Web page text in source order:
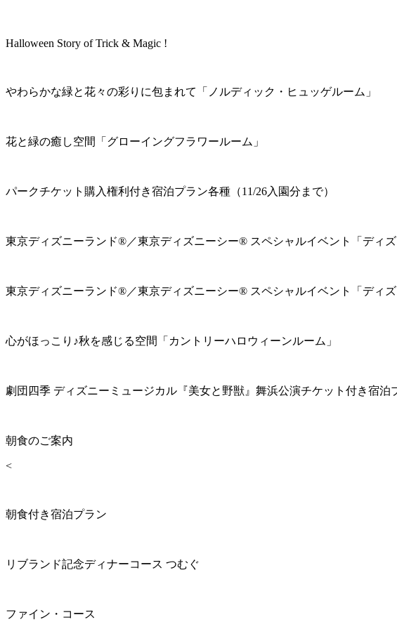
Halloween Story of Trick & Magic !
やわらかな緑と花々の彩りに包まれて「ノルディック・ヒュッゲルーム」
花と緑の癒し空間「グローイングフラワールーム」
パークチケット購入権利付き宿泊プラン各種（11/26入園分まで）
東京ディズニーランド®／東京ディズニーシー® スペシャルイベント「ディ
東京ディズニーランド®／東京ディズニーシー® スペシャルイベント「ディ
心がほっこり♪秋を感じる空間「カントリーハロウィーンルーム」
劇団四季 ディズニーミュージカル『美女と野獣』舞浜公演チケット付き宿泊
朝食のご案内
<
朝食付き宿泊プラン
リブランド記念ディナーコース つむぐ
ファイン・コース